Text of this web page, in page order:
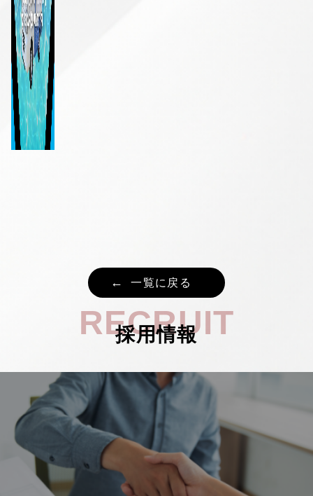
一覧に戻る
RECRUIT
採用情報